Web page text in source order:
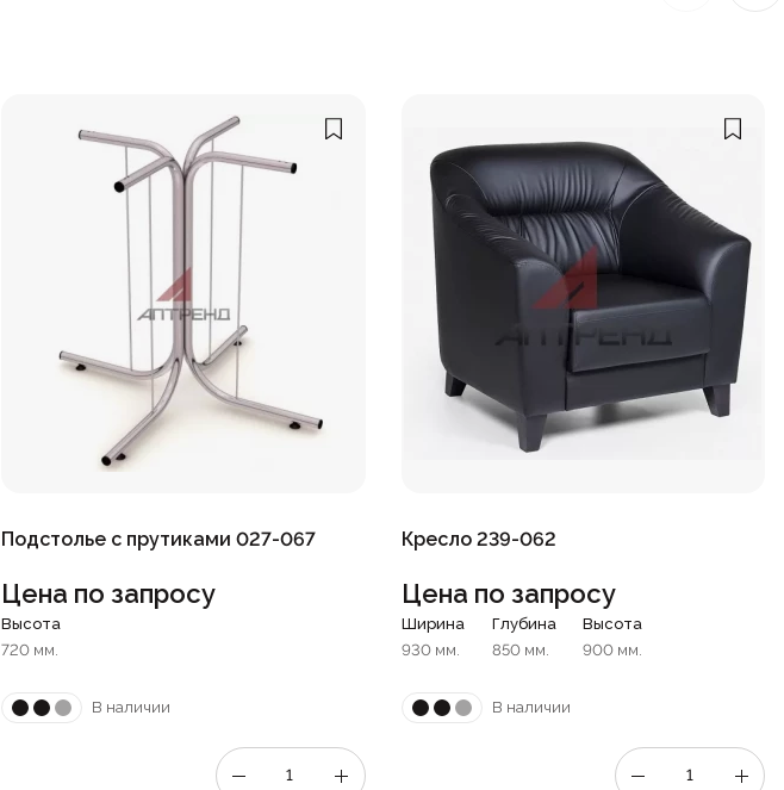
Подстолье с прутиками 027-067
Цена по запросу
Высота
720 мм.
В наличии
Кресло 239-062
Цена по запросу
Ширина
930 мм.
Глубина
850 мм.
Высота
900 мм.
В наличии